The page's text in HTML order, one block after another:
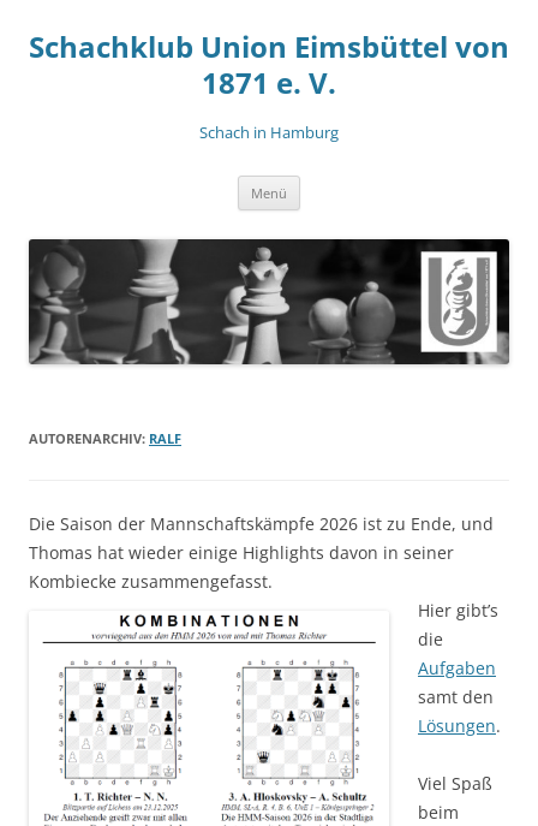
springen
Schachklub Union Eimsbüttel von
1871 e. V.
Schach in Hamburg
Menü
AUTORENARCHIV: RALF
Die Saison der Mannschaftskämpfe 2026 ist zu Ende, und
Thomas hat wieder einige Highlights davon in seiner
Kombiecke zusammengefasst.
Hier gibt’s
die
Aufgaben
samt den
Lösungen.
Viel Spaß
beim